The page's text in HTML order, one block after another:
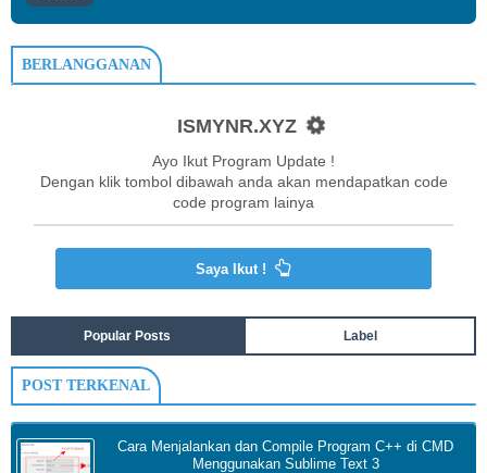
BERLANGGANAN
ISMYNR.XYZ
Ayo Ikut Program Update !
Dengan klik tombol dibawah anda akan mendapatkan code
code program lainya
Saya Ikut !
Popular Posts Label
POST TERKENAL
Cara Menjalankan dan Compile Program C++ di CMD
Menggunakan Sublime Text 3